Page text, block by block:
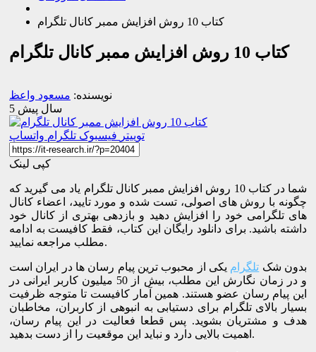
کتاب 10 روش افزایش ممبر کانال تلگرام
کتاب 10 روش افزایش ممبر کانال تلگرام
نویسنده: مسعود واعظ
5 سال پیش
توییتر فیسبوک تلگرام واتساپ
کپی لینک
شما در کتاب 10 روش افزایش ممبر کانال تلگرام یاد می گیرید که
چگونه با روش های اصولی، تست شده و مورد تایید، اعضاء کانال
های تلگرامی خود را افزایش دهید و بازدهی بهتری از کانال خود
داشته باشید. برای دانلود رایگان این کتاب، فقط کافیست به ادامه
مطلب مراجعه نمایید.
بدون شک تلگرام یکی از محبوب ترین پیام رسان ها در ایران است
و در زمان نگارش این مطلب، بیش از 50 میلیون کاربر ایرانی در
این پیام رسان عضو هستند. همین آمار کافیست تا متوجه ظرفیت
بسیار بالای تلگرام برای دستیابی به انبوهی از کاربران، مخاطبان
هدف و مشتریان بشوید. پس قطعا فعالیت در این پیام رسان،
اهمیت بالایی دارد و نباید این موقعیت را از دست بدهید.